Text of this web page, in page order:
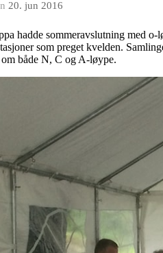
20. jun 2016
hadde sommeravslutning med
som preget kvelden.
både N, C og A-løype.